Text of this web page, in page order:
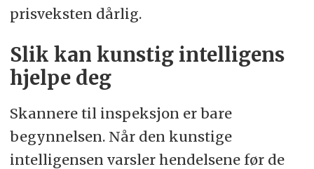
prisveksten dårlig.
Slik kan kunstig intelligens
hjelpe deg
Skannere til inspeksjon er bare
begynnelsen. Når den kunstige
intelligensen varsler hendelsene før de